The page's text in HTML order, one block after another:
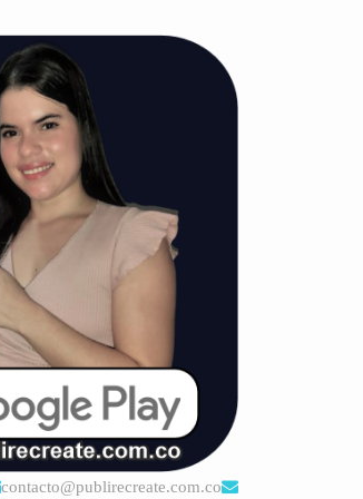
contacto@publirecreate.com.co